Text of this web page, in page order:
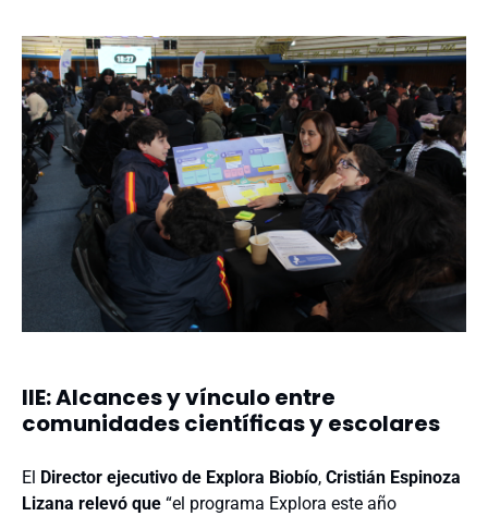
IIE: Alcances y vínculo entre
comunidades científicas y escolares
El Director ejecutivo de Explora Biobío, Cristián Espinoza
Lizana relevó que “el programa Explora este año